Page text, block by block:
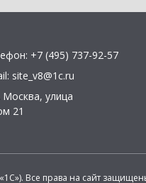
+7 (495) 737-92-57
site_v8@1c.ru
Москва, улица
21
Все права на сайт